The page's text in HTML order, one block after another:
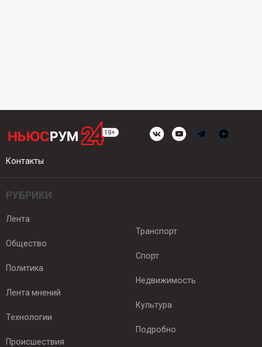
Контакты
РУБРИКИ
Лента
Общество
Политика
Лента мнений
Технологии
Происшествия
Транспорт
Спорт
Недвижимость
Культура
Подробно